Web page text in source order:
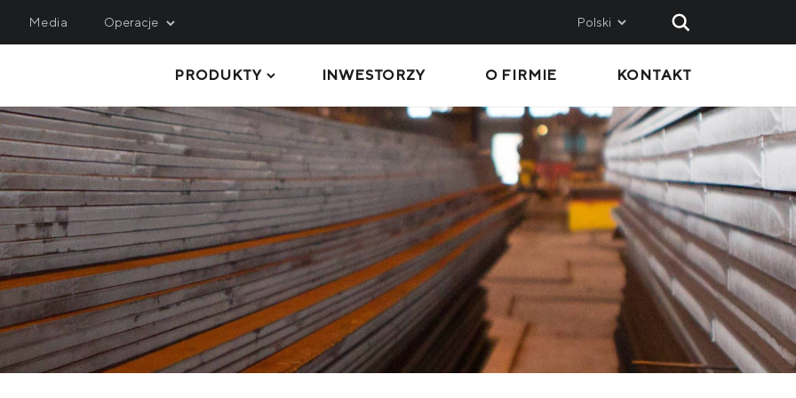
Media Operacje
Iron Ore
Iron Ore
Iron Ore
Coal Company
ENGINEERING
Metinvest M&R
Metinvest-KMRP
Metinvest-Shipping
Metinvest Digital
Metinvest Business Service
Метінвест Січсталь
Metinvest SMC
Metinvest International SA
Metinvest Polska
Polski
PRODUKTY
BLACHY GRUBE
RURY I PROFILE
KRĘGI STALOWE
BLACHY STALOWE
PRODUKTY DŁUGIE
SUROWCE I PÓŁWYROBY
INWESTORZY O FIRMIE KONTAKT